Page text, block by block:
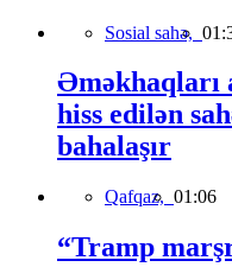
Sosial sahə,
Əməkhaqları
hiss edilən
bahalaşır
Qafqaz, 01:06
“Tramp